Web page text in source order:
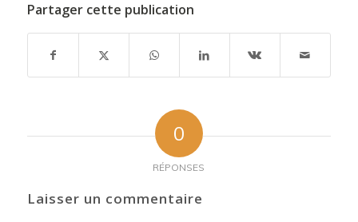
Partager cette publication
0
RÉPONSES
Laisser un commentaire